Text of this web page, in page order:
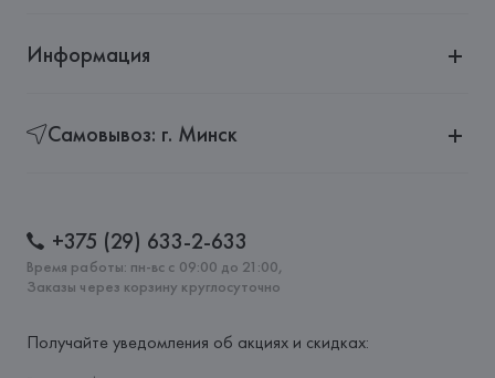
Информация
Самовывоз: г. Минск
+375 (29) 633-2-633
Время работы: пн-вс с 09:00 до 21:00,
Заказы через корзину круглосуточно
Получайте уведомления об акциях и скидках: